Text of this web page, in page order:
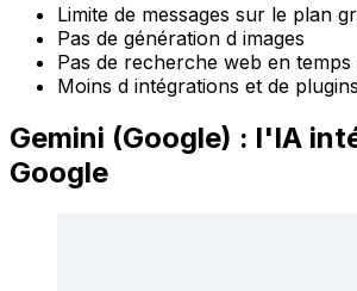
Limite de messages sur le plan
Pas de génération d images
Pas de recherche web en
Moins d intégrations et de
Gemini (Google) : l'IA
Google